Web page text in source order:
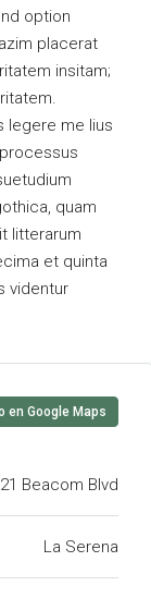
option
placerat
insitam;
legere me lius
quam
litterarum
et quinta
videntur
en Google Maps
Beacom Blvd
La Serena